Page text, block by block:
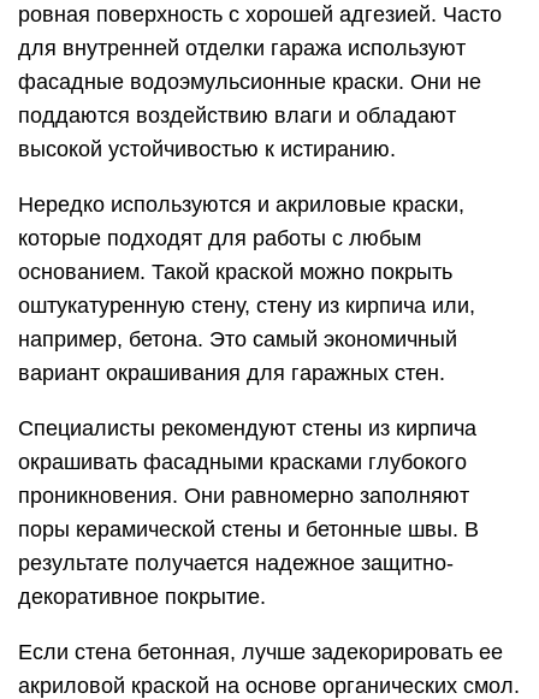
ровная поверхность с хорошей адгезией. Часто
для внутренней отделки гаража используют
фасадные водоэмульсионные краски. Они не
поддаются воздействию влаги и обладают
высокой устойчивостью к истиранию.
Нередко используются и акриловые краски,
которые подходят для работы с любым
основанием. Такой краской можно покрыть
оштукатуренную стену, стену из кирпича или,
например, бетона. Это самый экономичный
вариант окрашивания для гаражных стен.
Специалисты рекомендуют стены из кирпича
окрашивать фасадными красками глубокого
проникновения. Они равномерно заполняют
поры керамической стены и бетонные швы. В
результате получается надежное защитно-
декоративное покрытие.
Если стена бетонная, лучше задекорировать ее
акриловой краской на основе органических смол.